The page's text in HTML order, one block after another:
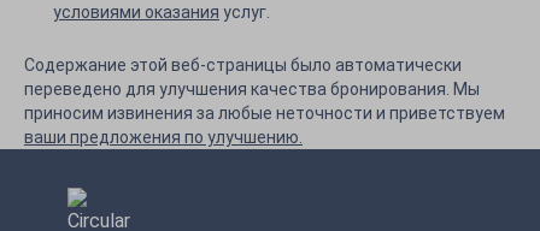
условиями оказания услуг.
Содержание этой веб-страницы было автоматически
переведено для улучшения качества бронирования. Мы
приносим извинения за любые неточности и приветствуем
ваши предложения по улучшению.